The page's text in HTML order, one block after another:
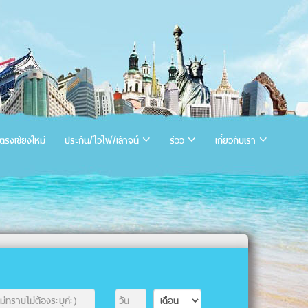
งเชียงใหม่ ประกัน/ไวไฟ/เล้าจน์ รีวิว เกี่ยวกับเรา